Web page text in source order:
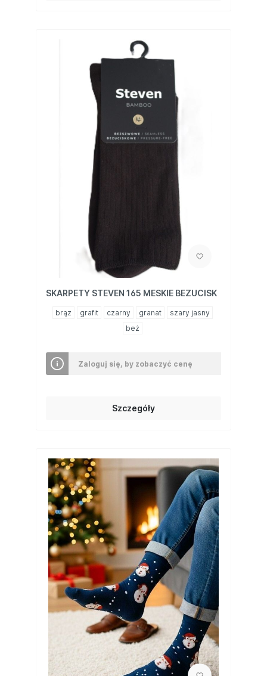
SKARPETY STEVEN 165 MESKIE BEZUCISK
brąz grafit czarny granat
szary jasny
beż
Zaloguj się, by zobaczyć cenę
Szczegóły